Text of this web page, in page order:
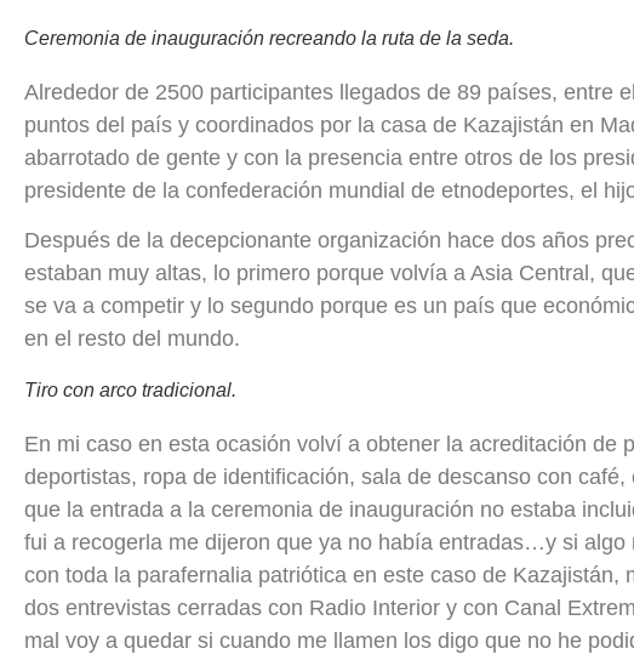
Ceremonia de inauguración recreando la ruta de la seda.
Alrededor de 2500 participantes llegados de 89 países, entre
puntos del país y coordinados por la casa de Kazajistán en
abarrotado de gente y con la presencia entre otros de los
presidente de la confederación mundial de etnodeportes, el
Después de la decepcionante organización hace dos años
estaban muy altas, lo primero porque volvía a Asia Central,
se va a competir y lo segundo porque es un país que
en el resto del mundo.
Tiro con arco tradicional.
En mi caso en esta ocasión volví a obtener la acreditación
deportistas, ropa de identificación, sala de descanso con
que la entrada a la ceremonia de inauguración no estaba
fui a recogerla me dijeron que ya no había entradas…y si
con toda la parafernalia patriótica en este caso de
dos entrevistas cerradas con Radio Interior y con Canal
mal voy a quedar si cuando me llamen los digo que no he